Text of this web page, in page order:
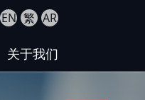
关于我们
EN 繁 AR